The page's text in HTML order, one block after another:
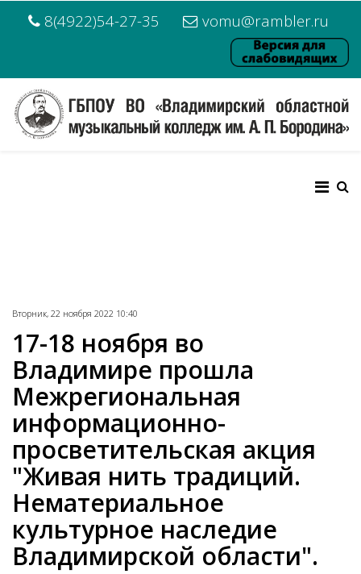
8(4922)54-27-35 vomu@rambler.ru
Вторник, 22 ноября 2022 10:40
17-18 ноября во
Владимире прошла
Межрегиональная
информационно-
просветительская акция
"Живая нить традиций.
Нематериальное
культурное наследие
Владимирской области".